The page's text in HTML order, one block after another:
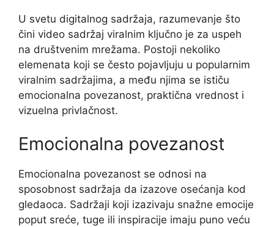
U svetu digitalnog sadržaja, razumevanje što
čini video sadržaj viralnim ključno je za uspeh
na društvenim mrežama. Postoji nekoliko
elemenata koji se često pojavljuju u popularnim
viralnim sadržajima, a među njima se ističu
emocionalna povezanost, praktična vrednost i
vizuelna privlačnost.
Emocionalna povezanost
Emocionalna povezanost se odnosi na
sposobnost sadržaja da izazove osećanja kod
gledaoca. Sadržaji koji izazivaju snažne emocije
poput sreće, tuge ili inspiracije imaju puno veću